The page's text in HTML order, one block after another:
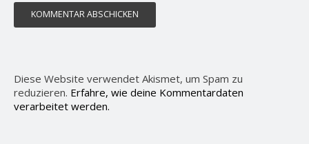
Diese Website verwendet Akismet, um Spam zu
reduzieren. Erfahre, wie deine Kommentardaten
verarbeitet werden.